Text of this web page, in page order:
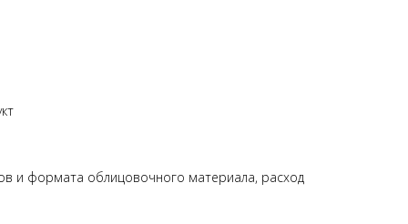
и формата облицовочного материала, расход